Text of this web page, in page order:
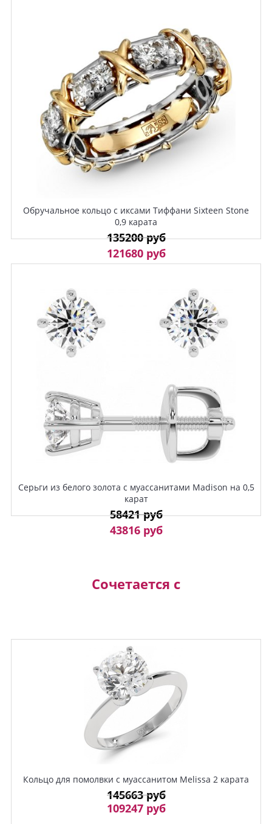
Обручальное кольцо с иксами Тиффани Sixteen Stone
0,9 карата
135200 руб
121680 руб
Серьги из белого золота с муассанитами Madison на 0,5
карат
58421 руб
43816 руб
Сочетается с
Кольцо для помолвки с муассанитом Melissa 2 карата
145663 руб
109247 руб